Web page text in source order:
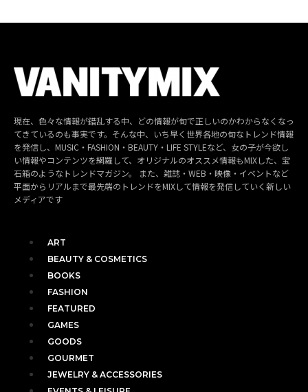
現在、色々な情報が錯乱する中、どの情報が旬で正しいのかわからなくなっ
てきているのも事実です。そんな中、いち早く世界各地の旬なトレンド情報
を発信し、MUSIC・FASHION・BEAUTY・LIFE STYLEなど、女の子が今欲し
い情報やコンテンツを網羅して、オリジナルのオススメ情報もMIXした、宝
石箱のようなトレンドマガジン。 また、雑誌・WEB・映像・イベントなど
平面からリアルまで最先端のトレンドをMIXして情報を発信していく新しい
メディアです
ART
BEAUTY & COSMETICS
BOOKS
FASHION
FEATURED
GAMES
GOODS
GOURMET
JEWELRY & ACCESSORIES